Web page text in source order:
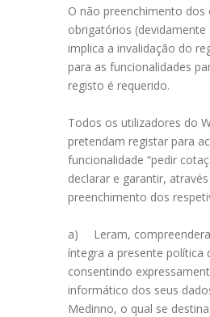
O não preenchimento dos
obrigatórios (devidamente
implica a invalidação do
para as funcionalidades
registo é requerido.
Todos os utilizadores do
pretendam registar para
funcionalidade “pedir
declarar e garantir,
preenchimento dos
a)
Leram,
íntegra a presente política
consentindo
informático dos seus
Medinno, o qual se